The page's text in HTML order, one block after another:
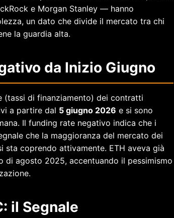
e Morgan Stanley — hanno
un dato che divide il mercato tra chi
la guardia alta.
da Inizio Giugno
(tassi di finanziamento) dei contratti
a partire dal 5 giugno 2026 e si sono
Il funding rate negativo indica che i
che la maggioranza del mercato dei
coprendo attivamente. ETH aveva già
di agosto 2025, accentuando il pessimismo
il Segnale